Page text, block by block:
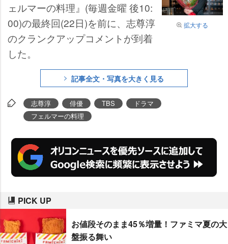
拡大する
ェルマーの料理』(毎週金曜 後10:
00)の最終回(22日)を前に、志尊淳
のクランクアップコメントが到着
した。
記事全文・写真を大きく見る
志尊淳 俳優 TBS
ドラマ
フェルマーの料理
PICK UP
お値段そのまま45％増量！ファミマ夏の大
盤振る舞い